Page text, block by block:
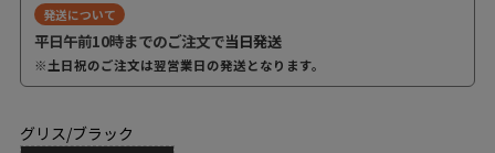
発送について
平日午前10時までのご注文で当日発送
※土日祝のご注文は翌営業日の発送となります。
グリス/ブラック